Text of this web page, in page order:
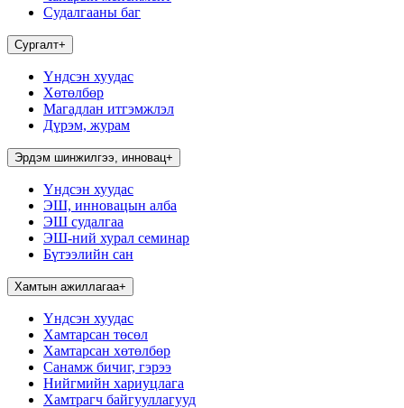
Судалгааны баг
Сургалт+
Үндсэн хуудас
Хөтөлбөр
Магадлан итгэмжлэл
Дүрэм, журам
Эрдэм шинжилгээ, инновац+
Үндсэн хуудас
ЭШ, инновацын алба
ЭШ судалгаа
ЭШ-ний хурал семинар
Бүтээлийн сан
Хамтын ажиллагаа+
Үндсэн хуудас
Хамтарсан төсөл
Хамтарсан хөтөлбөр
Санамж бичиг, гэрээ
Нийгмийн хариуцлага
Хамтрагч байгууллагууд